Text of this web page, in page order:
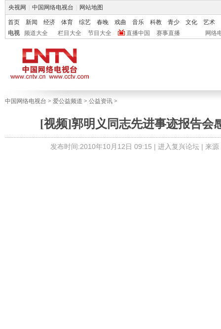
央视网 中国网络电视台 网站地图
首页 新闻 经济 体育 综艺 春晚 戏曲 音乐 科教 青少 文化
艺术
电视
频道大全 栏目大全 节目大全 直播中国 赛事直播 网络
中国网络电视台 > 爱公益频道 > 公益资讯 >
[视频]郭明义同志先进事迹报告会
发布时间:2010年10月12日 09:15 | 进入复兴论坛| 来源